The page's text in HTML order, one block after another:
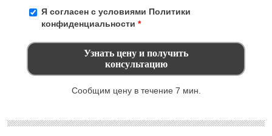
Я согласен с условиями Политики
конфиденциальности *
Сообщим цену в течение 7 мин.